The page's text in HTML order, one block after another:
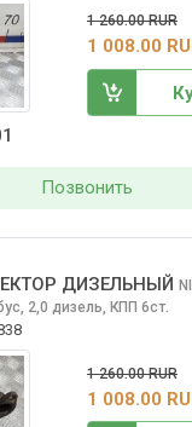
1 260.00 RUR
1 008.00
Позвонить
ДИЗЕЛЬНЫЙ
2,0 дизель, КПП 6ст.
1 260.00 RUR
1 008.00